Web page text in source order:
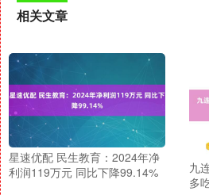
相关文章
星速优配 民生教育：2024年净
利润119万元 同比下降99.14%
九
多